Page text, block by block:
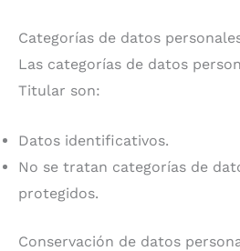
Categorías de datos
Las categorías de datos
Titular son:
Datos identificativos.
No se tratan categorías de
protegidos.
Conservación de datos